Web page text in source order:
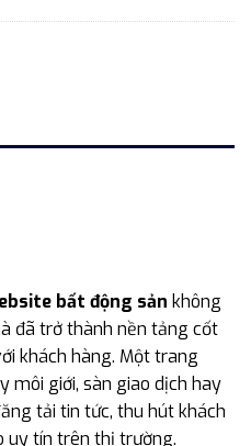
bất động sản không
đã trở thành nền tảng cốt
khách hàng. Một trang
môi giới, sàn giao dịch hay
tải tin tức, thu hút khách
uy tín trên thị trường.